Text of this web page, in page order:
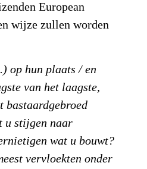
European
wijze zullen worden
op hun plaats / en
van het laagste,
u stijgen naar
wat u bouwt?
vervloekten onder